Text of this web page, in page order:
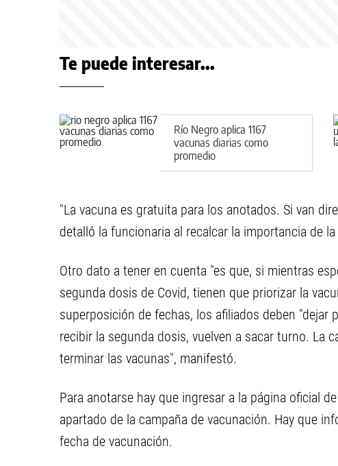
Te puede interesar...
Río Negro aplica 1167
vacunas diarias como
promedio
"La vacuna es gratuita para los anotados. Si van
detalló la funcionaria al recalcar la importancia de
Otro dato a tener en cuenta "es que, si mientras
segunda dosis de Covid, tienen que priorizar la
superposición de fechas, los afiliados deben "dejar
recibir la segunda dosis, vuelven a sacar turno. La
terminar las vacunas", manifestó.
Para anotarse hay que ingresar a la página oficial
apartado de la campaña de vacunación. Hay que
fecha de vacunación.